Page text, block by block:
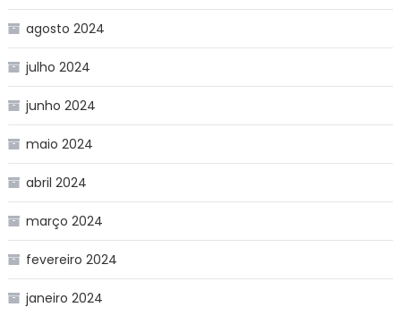
agosto 2024
julho 2024
junho 2024
maio 2024
abril 2024
março 2024
fevereiro 2024
janeiro 2024